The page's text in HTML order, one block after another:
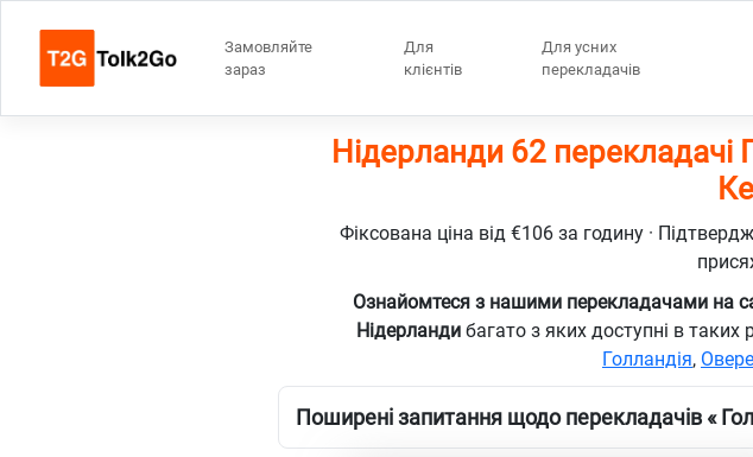
Замовляйте
зараз
Для
клієнтів
Для усних
перекладачів
Нідерланди 62 перекладачі
Фіксована ціна від €106 за годину ·
Ознайомтеся з нашими перекладачами на
Нідерланди багато з яких доступні в таких
Голландія,
Поширені запитання щодо перекладачів «